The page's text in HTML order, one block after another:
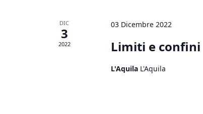
DIC
3
2022
03 Dicembre 2022
Limiti e confini
L'Aquila L'Aquila